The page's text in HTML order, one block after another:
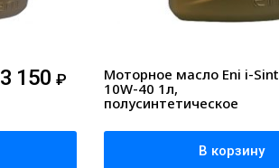
3 150 ₽
Моторное масло Eni i-Sint
10W-40 1л,
полусинтетическое
В корзину